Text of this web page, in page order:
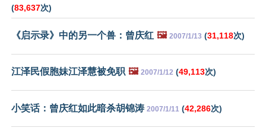
(83,637次)
《启示录》中的另一个兽：曾庆红 🖼️ 2007/1/13 (31,118次)
江泽民假胞妹江泽慧被免职 🖼️ 2007/1/12 (49,113次)
小笑话：曾庆红如此暗杀胡锦涛 2007/1/11 (42,286次)